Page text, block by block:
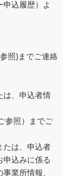
申込履歴）よ
照)までご連絡
は、申込者情
参照）までご
たは、申込者
申込みに係る
業所情報、